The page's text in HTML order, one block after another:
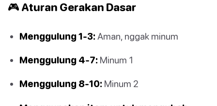
🎮 Aturan Gerakan Dasar
Menggulung 1-3: Aman, nggak minum
Menggulung 4-7: Minum 1
Menggulung 8-10: Minum 2